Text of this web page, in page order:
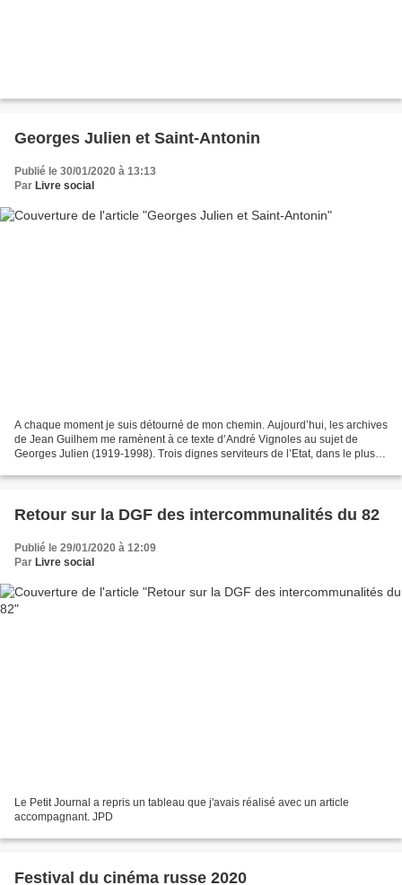
Georges Julien et Saint-Antonin
Publié le 30/01/2020 à 13:13
Par Livre social
A chaque moment je suis détourné de mon chemin. Aujourd’hui, les archives
de Jean Guilhem me ramènent à ce texte d’André Vignoles au sujet de
Georges Julien (1919-1998). Trois dignes serviteurs de l’Etat, dans le plus
Retour sur la DGF des intercommunalités du 82
Publié le 29/01/2020 à 12:09
Par Livre social
Le Petit Journal a repris un tableau que j'avais réalisé avec un article
accompagnant. JPD
Festival du cinéma russe 2020